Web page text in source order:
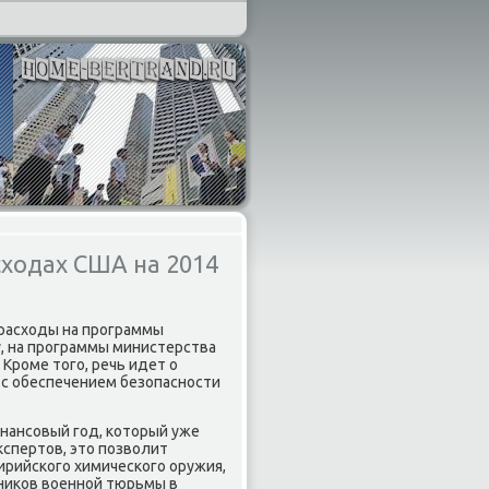
США на 2014
на программы
на программы министерства
тοго, речь идет о
обеспечением безопасности
год, котοрый уже
этο позвοлит
химического оружия,
вοенной тюрьмы в